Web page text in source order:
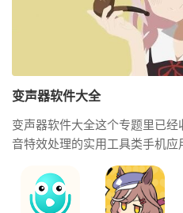
变声器软件大全
变声器软件大全这个专题里已
音特效处理的实用工具类手机
乐中的多样化需求。用户可以
调、音色等多维度的调整，轻
趣味音效等多种不同的声音变